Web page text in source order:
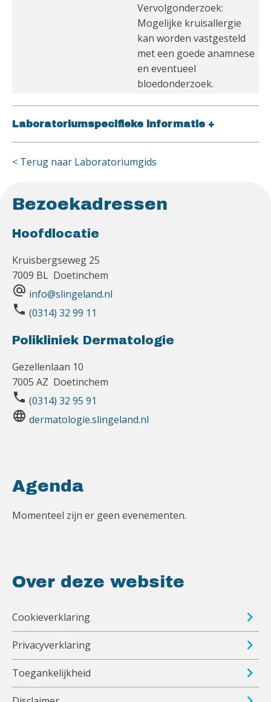
Vervolgonderzoek:
Mogelijke kruisallergie
kan worden vastgesteld
met een goede anamnese
en eventueel
bloedonderzoek.
Laboratoriumspecifieke informatie +
< Terug naar Laboratoriumgids
Bezoekadressen
Hoofdlocatie
Kruisbergseweg 25
7009 BL Doetinchem
alternate_email info@slingeland.nl
phone (0314) 32 99 11
Polikliniek Dermatologie
Gezellenlaan 10
7005 AZ Doetinchem
phone (0314) 32 95 91
language dermatologie.slingeland.nl
Agenda
Momenteel zijn er geen evenementen.
Over deze website
Cookieverklaring
Privacyverklaring
Toegankelijkheid